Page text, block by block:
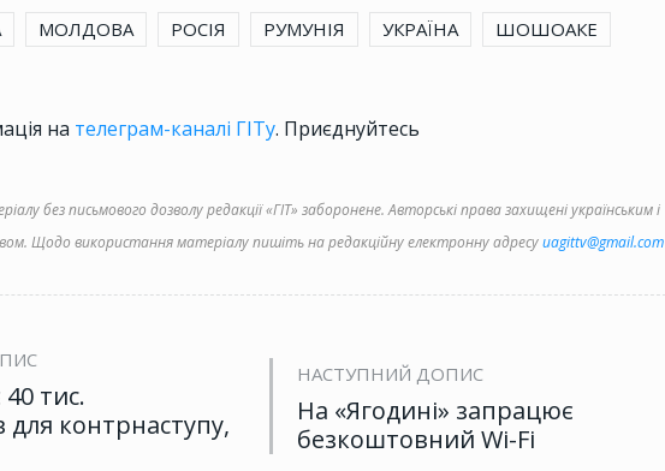
МОЛДОВА РОСІЯ РУМУНІЯ УКРАЇНА
ШОШОАКЕ
на телеграм-каналі ГІТу. Приєднуйтесь
без письмового дозволу редакції «ГІТ» заборонене. Авторські права захищені українським і
Щодо використання матеріалу пишіть на редакційну електронну адресуuagittv@gmail.com
тис.
для контрнаступу,
НАСТУПНИЙ ДОПИС
На «Ягодині» запрацює
безкоштовний Wi-Fi